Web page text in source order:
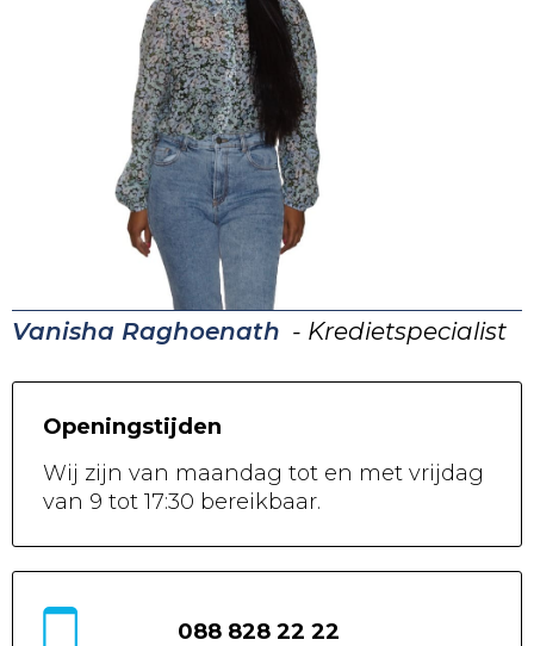
Vanisha Raghoenath - Kredietspecialist
Openingstijden
Wij zijn van maandag tot en met vrijdag
van 9 tot 17:30 bereikbaar.
088 828 22 22